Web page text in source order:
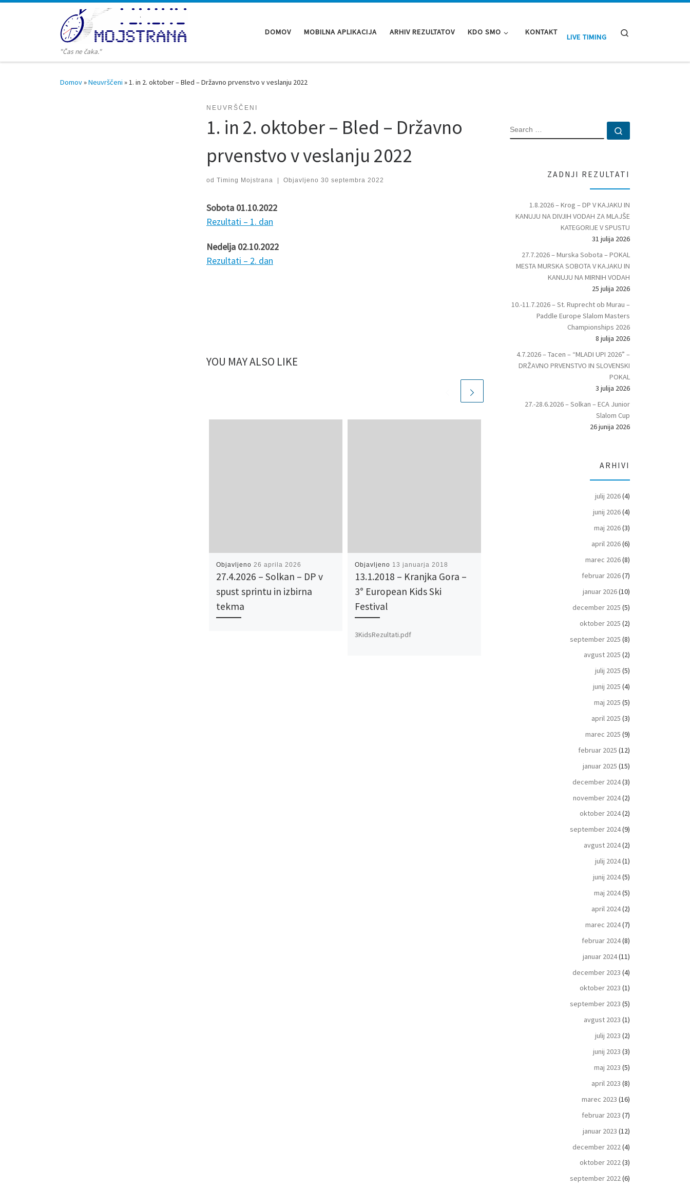
"Čas ne čaka."
DOMOV MOBILNA APLIKACIJA ARHIV REZULTATOV KDO SMO KONTAKT
LIVE TIMING
Domov»Neuvrščeni »1. in 2. oktober – Bled – Državno prvenstvo v veslanju 2022
NEUVRŠČENI
1. in 2. oktober – Bled – Državno
prvenstvo v veslanju 2022
od Timing Mojstrana | Objavljeno 30 septembra 2022
Sobota 01.10.2022
Rezultati – 1. dan
Nedelja 02.10.2022
Rezultati – 2. dan
YOU MAY ALSO LIKE
Objavljeno26 aprila 2026
27.4.2026 – Solkan – DP v
spust sprintu in izbirna
tekma
Objavljeno 13 januarja 2018
13.1.2018 – Kranjka Gora –
3° European Kids Ski
Festival
3KidsRezultati.pdf
10.2.2018 – 7. Pokal Bleda v
SEARCH
ZADNJI REZULTATI
1.8.2026 – Krog – DP V KAJAKU IN
KANUJU NA DIVJIH VODAH ZA MLAJŠE
KATEGORIJE V SPUSTU
31 julija 2026
27.7.2026 – Murska Sobota – POKAL
MESTA MURSKA SOBOTA V KAJAKU IN
KANUJU NA MIRNIH VODAH
25 julija 2026
10.-11.7.2026 – St. Ruprecht ob Murau –
Paddle Europe Slalom Masters
Championships 2026
8 julija 2026
4.7.2026 – Tacen – “MLADI UPI 2026” –
DRŽAVNO PRVENSTVO IN SLOVENSKI
POKAL
3 julija 2026
27.-28.6.2026 – Solkan – ECA Junior
Slalom Cup
26 junija 2026
ARHIVI
julij 2026(4)
junij 2026(4)
maj 2026(3)
april 2026(6)
marec 2026(8)
februar 2026(7)
januar 2026(10)
december 2025 (5)
oktober 2025 (2)
september 2025 (8)
avgust 2025 (2)
julij 2025 (5)
junij 2025 (4)
maj 2025 (5)
april 2025 (3)
marec 2025 (9)
februar 2025 (12)
januar 2025 (15)
december 2024(3)
november 2024(2)
oktober 2024(2)
september 2024(9)
avgust 2024(2)
julij 2024(1)
junij 2024(5)
maj 2024(5)
april 2024(2)
marec 2024(7)
februar 2024(8)
januar 2024(11)
december 2023 (4)
oktober 2023 (1)
september 2023 (5)
avgust 2023 (1)
julij 2023 (2)
junij 2023 (3)
maj 2023 (5)
april 2023 (8)
marec 2023 (16)
februar 2023 (7)
januar 2023 (12)
december 2022 (4)
oktober 2022(3)
september 2022(6)